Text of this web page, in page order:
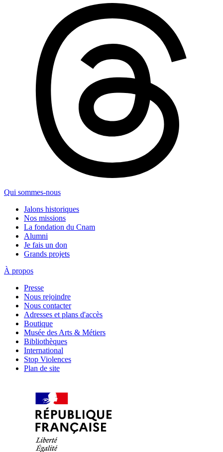
Qui sommes-nous
Jalons historiques
Nos missions
La fondation du Cnam
Alumni
Je fais un don
Grands projets
À propos
Presse
Nous rejoindre
Nous contacter
Adresses et plans d'accès
Boutique
Musée des Arts & Métiers
Bibliothèques
International
Stop Violences
Plan de site